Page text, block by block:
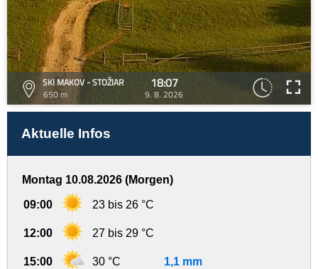
SKI MAKOV - STOŽIAR
650 m
18:07
9. 8. 2026
Aktuelle Infos
Montag 10.08.2026 (Morgen)
09:00 23 bis 26 °C
12:00 27 bis 29 °C
15:00 30 °C 1,1 mm